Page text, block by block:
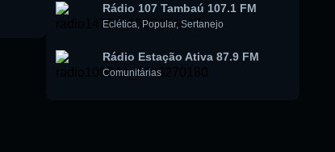
Rádio 107 Tambaú 107.1 FM
Eclética, Popular, Sertanejo
Rádio Estação Ativa 87.9 FM
Comunitárias